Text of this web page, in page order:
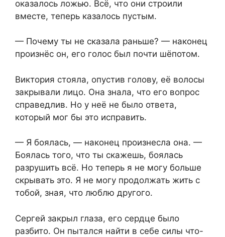
оказалось ложью. Всё, что они строили
вместе, теперь казалось пустым.
— Почему ты не сказала раньше? — наконец
произнёс он, его голос был почти шёпотом.
Виктория стояла, опустив голову, её волосы
закрывали лицо. Она знала, что его вопрос
справедлив. Но у неё не было ответа,
который мог бы это исправить.
— Я боялась, — наконец произнесла она. —
Боялась того, что ты скажешь, боялась
разрушить всё. Но теперь я не могу больше
скрывать это. Я не могу продолжать жить с
тобой, зная, что люблю другого.
Сергей закрыл глаза, его сердце было
разбито. Он пытался найти в себе силы что-